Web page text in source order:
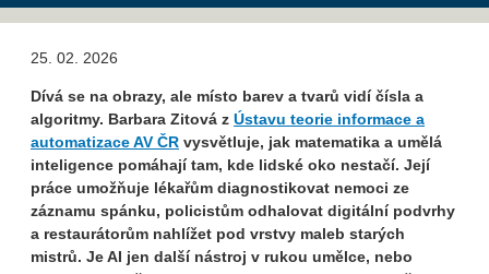
25. 02. 2026
Dívá se na obrazy, ale místo barev a tvarů vidí čísla a
algoritmy. Barbara Zitová z Ústavu teorie informace a
automatizace AV ČR vysvětluje, jak matematika a umělá
inteligence pomáhají tam, kde lidské oko nestačí. Její
práce umožňuje lékařům diagnostikovat nemoci ze
záznamu spánku, policistům odhalovat digitální podvrhy
a restaurátorům nahlížet pod vrstvy maleb starých
mistrů. Je AI jen další nástroj v rukou umělce, nebo